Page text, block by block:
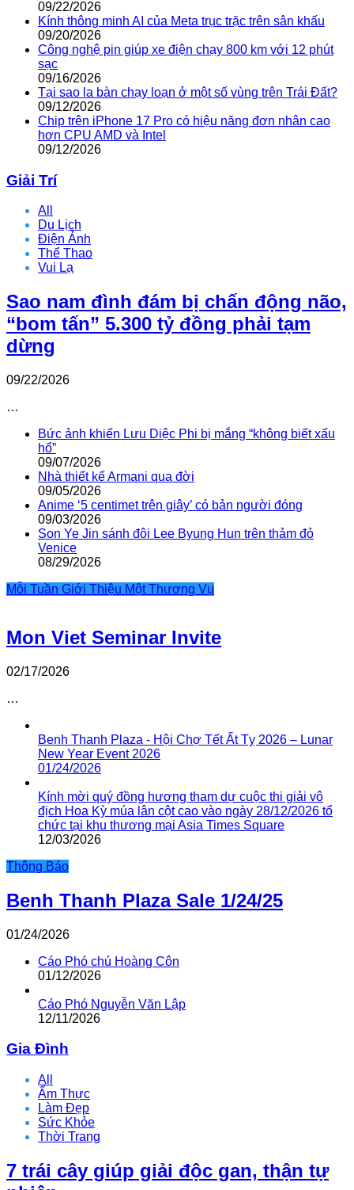
09/22/2026
Kính thông minh AI của Meta trục trặc trên sân khấu
09/20/2026
Công nghệ pin giúp xe điện chạy 800 km với 12 phút
sạc
09/16/2026
Tại sao la bàn chạy loạn ở một số vùng trên Trái Đất?
09/12/2026
Chip trên iPhone 17 Pro có hiệu năng đơn nhân cao
hơn CPU AMD và Intel
09/12/2026
Giải Trí
All
Du Lịch
Điện Ảnh
Thể Thao
Vui Lạ
Sao nam đình đám bị chấn động não,
“bom tấn” 5.300 tỷ đồng phải tạm
dừng
09/22/2026
…
Bức ảnh khiến Lưu Diệc Phi bị mắng “không biết xấu
hổ”
09/07/2026
Nhà thiết kế Armani qua đời
09/05/2026
Anime ‘5 centimet trên giây’ có bản người đóng
09/03/2026
Son Ye Jin sánh đôi Lee Byung Hun trên thảm đỏ
Venice
08/29/2026
Mỗi Tuần Giới Thiệu Một Thương Vụ
Mon Viet Seminar Invite
02/17/2026
…
Benh Thanh Plaza - Hội Chợ Tết Ất Tỵ 2026 – Lunar
New Year Event 2026
01/24/2026
Kính mời quý đồng hương tham dự cuộc thi giải vô
địch Hoa Kỳ múa lân cột cao vào ngày 28/12/2026 tổ
chức tại khu thương mại Asia Times Square
12/03/2026
Thông Báo
Benh Thanh Plaza Sale 1/24/25
01/24/2026
Cáo Phó chú Hoàng Côn
01/12/2026
Cáo Phó Nguyễn Văn Lập
12/11/2026
Gia Đình
All
Ẩm Thực
Làm Đẹp
Sức Khỏe
Thời Trang
7 trái cây giúp giải độc gan, thận tự